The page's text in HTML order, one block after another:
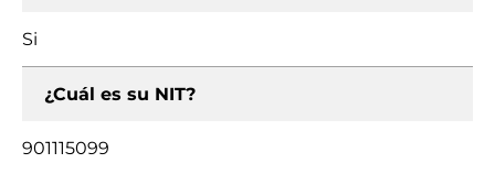
Si
¿Cuál es su NIT?
901115099